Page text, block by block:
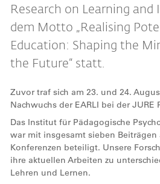
Research on Learning
dem Motto „Realising
Education: Shaping the
the Future“ statt.
Zuvor traf sich am 23. und 24.
Nachwuchs der EARLI bei der JURE
Das Institut für Pädagogische
war mit insgesamt sieben Beiträgen
Konferenzen beteiligt. Unsere
ihre aktuellen Arbeiten zu
Lehren und Lernen.